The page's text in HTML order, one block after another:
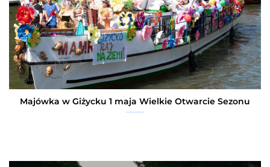
Majówka w Giżycku 1 maja Wielkie Otwarcie Sezonu